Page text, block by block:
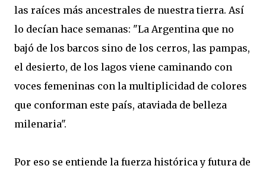
las raíces más ancestrales de nuestra tierra. Así
lo decían hace semanas: "La Argentina que no
bajó de los barcos sino de los cerros, las pampas,
el desierto, de los lagos viene caminando con
voces femeninas con la multiplicidad de colores
que conforman este país, ataviada de belleza
milenaria".
Por eso se entiende la fuerza histórica y futura de